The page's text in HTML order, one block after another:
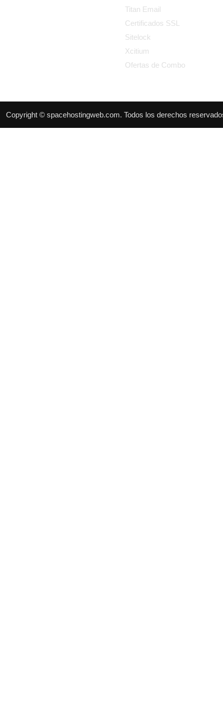
Titan Email
Certificados SSL
Sitelock
Xcitium
Ofertas de Combo
Copyright © spacehostingweb.com. Todos los derechos